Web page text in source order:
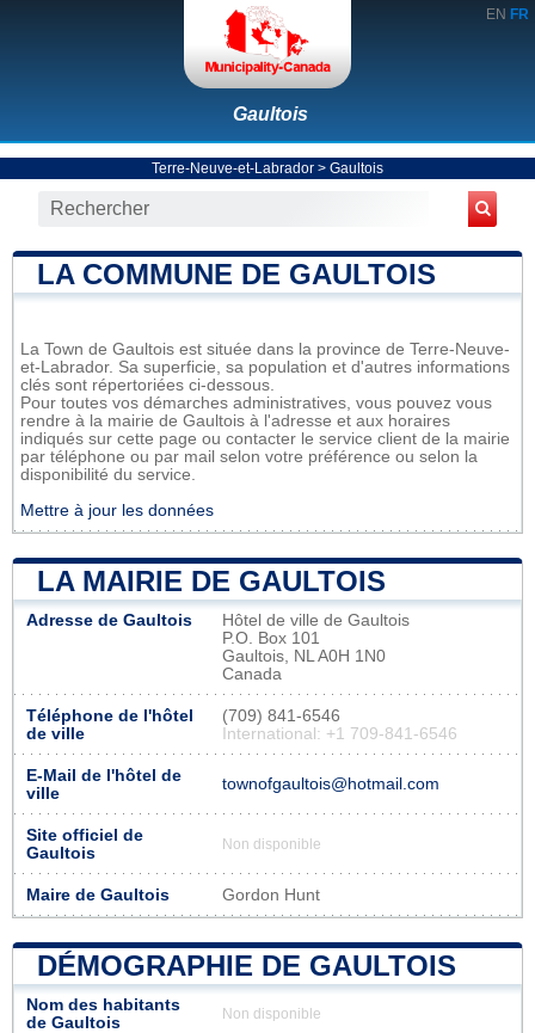
EN FR
Gaultois
Terre-Neuve-et-Labrador > Gaultois
LA COMMUNE DE GAULTOIS
La Town de Gaultois est située dans la province de Terre-Neuve-
et-Labrador. Sa superficie, sa population et d'autres informations
clés sont répertoriées ci-dessous.
Pour toutes vos démarches administratives, vous pouvez vous
rendre à la mairie de Gaultois à l'adresse et aux horaires
indiqués sur cette page ou contacter le service client de la mairie
par téléphone ou par mail selon votre préférence ou selon la
disponibilité du service.
Mettre à jour les données
LA MAIRIE DE GAULTOIS
Adresse de Gaultois
Hôtel de ville de Gaultois
P.O. Box 101
Gaultois, NL A0H 1N0
Canada
Téléphone de l'hôtel
de ville
(709) 841-6546
International: +1 709-841-6546
E-Mail de l'hôtel de
ville
townofgaultois@hotmail.com
Site officiel de
Gaultois
Non disponible
Maire de Gaultois Gordon Hunt
DÉMOGRAPHIE DE GAULTOIS
Nom des habitants
de Gaultois
Non disponible